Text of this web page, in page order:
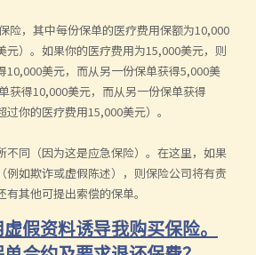
险，其中每份保单的医疗费用保额为10,000
元）。如果你的医疗费用为15,000美元，则
10,000美元，而从另一份保单获得5,000美
获得10,000美元，而从另一份保单获得
你的医疗费用15,000美元）。
不同（因为这是应急保险）。在这里，如果
例如欺诈或虚假陈述），则保险公司将有责
其他可提出索偿的保单。
假资料诱导我购买保险。